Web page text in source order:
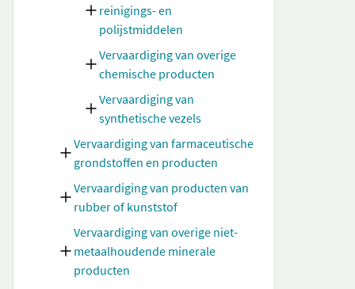
reinigings- en
polijstmiddelen
Vervaardiging van overige
chemische producten
Vervaardiging van
synthetische vezels
Vervaardiging van farmaceutische
grondstoffen en producten
Vervaardiging van producten van
rubber of kunststof
Vervaardiging van overige niet-
metaalhoudende minerale
producten